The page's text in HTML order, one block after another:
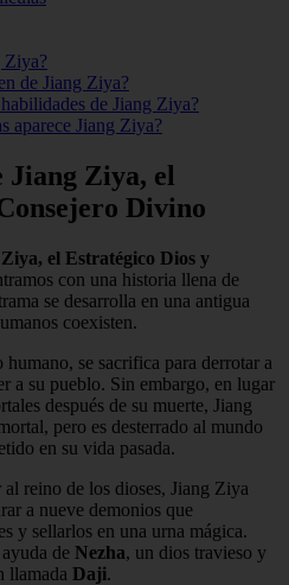
Ziya?
de Jiang Ziya?
de Jiang Ziya?
aparece Jiang Ziya?
Jiang Ziya, el
Divino
el Estratégico Dios y
con una historia llena de
se desarrolla en una antigua
coexisten.
se sacrifica para derrotar a
a su pueblo. Sin embargo, en lugar
después de su muerte, Jiang
pero es desterrado al mundo
en su vida pasada.
reino de los dioses, Jiang Ziya
a nueve demonios que
y sellarlos en una urna mágica.
de Nezha, un dios travieso y
llamada Daji.